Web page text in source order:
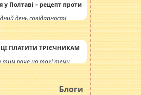
у Полтаві – рецепт проти
день солідарності
ПЛАТИТИ ТРІЄЧНИКАМ
тим паче на такі теми,
Обурюють сьогоднішні
питання.
ще одна соціальна
Блоги